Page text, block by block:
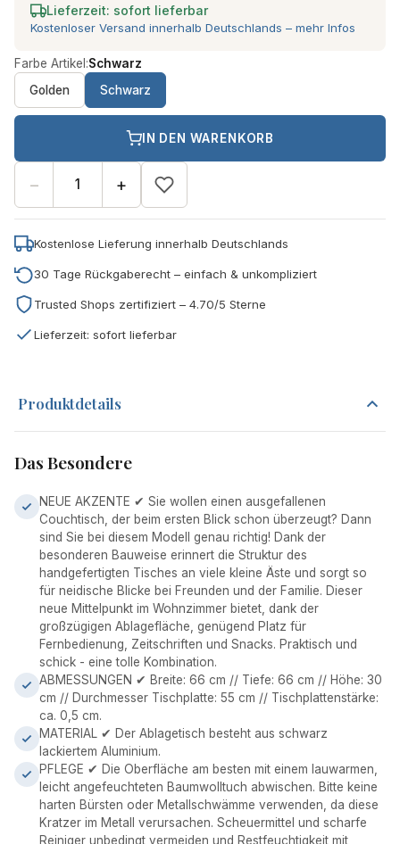
Lieferzeit: sofort lieferbar
Kostenloser Versand innerhalb Deutschlands – mehr Infos
Farbe Artikel:Schwarz
Golden
Schwarz
− +
IN DEN WARENKORB
Kostenlose Lieferung innerhalb Deutschlands
30 Tage Rückgaberecht – einfach & unkompliziert
Trusted Shops zertifiziert – 4.70/5 Sterne
Lieferzeit: sofort lieferbar
Produktdetails
Das Besondere
NEUE AKZENTE ✔ Sie wollen einen ausgefallenen
Couchtisch, der beim ersten Blick schon überzeugt? Dann
sind Sie bei diesem Modell genau richtig! Dank der
besonderen Bauweise erinnert die Struktur des
handgefertigten Tisches an viele kleine Äste und sorgt so
für neidische Blicke bei Freunden und der Familie. Dieser
neue Mittelpunkt im Wohnzimmer bietet, dank der
großzügigen Ablagefläche, genügend Platz für
Fernbedienung, Zeitschriften und Snacks. Praktisch und
schick - eine tolle Kombination.
ABMESSUNGEN ✔ Breite: 66 cm // Tiefe: 66 cm // Höhe: 30
cm // Durchmesser Tischplatte: 55 cm // Tischplattenstärke:
ca. 0,5 cm.
MATERIAL ✔ Der Ablagetisch besteht aus schwarz
lackiertem Aluminium.
PFLEGE ✔ Die Oberfläche am besten mit einem lauwarmen,
leicht angefeuchteten Baumwolltuch abwischen. Bitte keine
harten Bürsten oder Metallschwämme verwenden, da diese
Kratzer im Metall verursachen. Scheuermittel und scharfe
Reiniger unbedingt vermeiden und Restfeuchtigkeit mit